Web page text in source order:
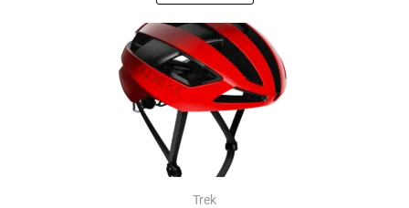
Trek